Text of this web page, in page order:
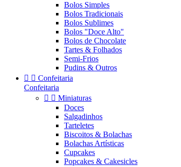
Bolos Simples
Bolos Tradicionais
Bolos Sublimes
Bolos "Doce Alto"
Bolos de Chocolate
Tartes & Folhados
Semi-Frios
Pudins & Outros
  Confeitaria
Confeitaria
  Miniaturas
Doces
Salgadinhos
Tarteletes
Biscoitos & Bolachas
Bolachas Artísticas
Cupcakes
Popcakes & Cakesicles